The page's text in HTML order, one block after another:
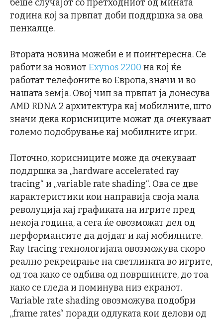
беше случајот со претходниот од мината
година кој за првпат доби поддршка за ова
пенкалце.
Втората новина можеби е и поинтересна. Се
работи за новиот Exynos 2200 на кој ќе
работат телефоните во Европа, значи и во
нашата земја. Овој чип за првпат ја донесува
AMD RDNA 2 архитектура кај мобилните, што
значи дека корисниците можат да очекуваат
големо подобрување кај мобилните игри.
Поточно, корисниците може да очекуваат
поддршка за „hardware accelerated ray
tracing“ и „variable rate shading“. Ова се две
карактеристики кои направија своја мала
револуција кај графиката на игрите пред
некоја година, а сега ќе овозможат дел од
перформансите да дојдат и кај мобилните.
Ray tracing технологијата овозможува скоро
реално рекреирање на светлината во игрите,
од тоа како се одбива од површините, до тоа
како се гледа и поминува низ екранот.
Variable rate shading овозможува подобри
„frame rates“ поради одлуката кои делови од